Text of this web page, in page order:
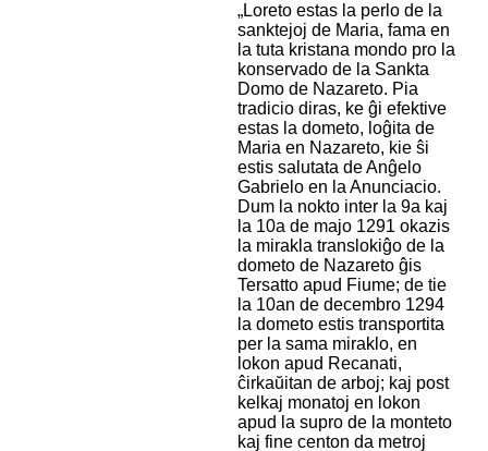
„Loreto estas la perlo de la
sanktejoj de Maria, fama en
la tuta kristana mondo pro la
konservado de la Sankta
Domo de Nazareto. Pia
tradicio diras, ke ĝi efektive
estas la dometo, loĝita de
Maria en Nazareto, kie ŝi
estis salutata de Anĝelo
Gabrielo en la Anunciacio.
Dum la nokto inter la 9a kaj
la 10a de majo 1291 okazis
la mirakla translokiĝo de la
dometo de Nazareto ĝis
Tersatto apud Fiume; de tie
la 10an de decembro 1294
la dometo estis transportita
per la sama miraklo, en
lokon apud Recanati,
ĉirkaŭitan de arboj; kaj post
kelkaj monatoj en lokon
apud la supro de la monteto
kaj fine centon da metroj